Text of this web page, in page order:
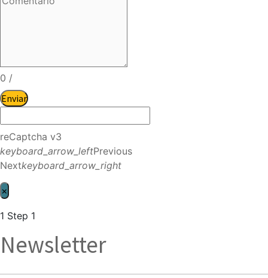
0 /
Enviar
reCaptcha v3
keyboard_arrow_leftPrevious
Nextkeyboard_arrow_right
×
1 Step 1
Newsletter